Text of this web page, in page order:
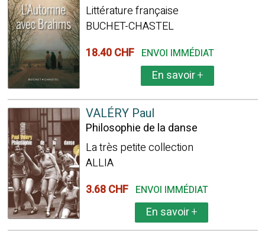
Littérature française
BUCHET-CHASTEL
18.40 CHF ENVOI IMMÉDIAT
En savoir+
VALÉRY Paul
Philosophie de la danse
La très petite collection
ALLIA
3.68 CHF ENVOI IMMÉDIAT
En savoir+